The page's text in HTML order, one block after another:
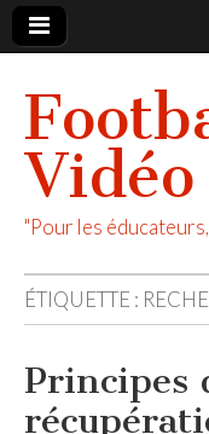
Vidéo
"Pour les
ÉTIQUETTE :
Principes